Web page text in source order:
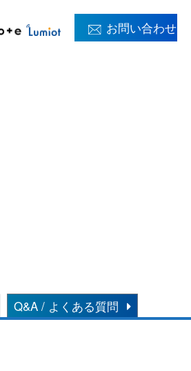
お問い合わせ
Q&A / よくある質問